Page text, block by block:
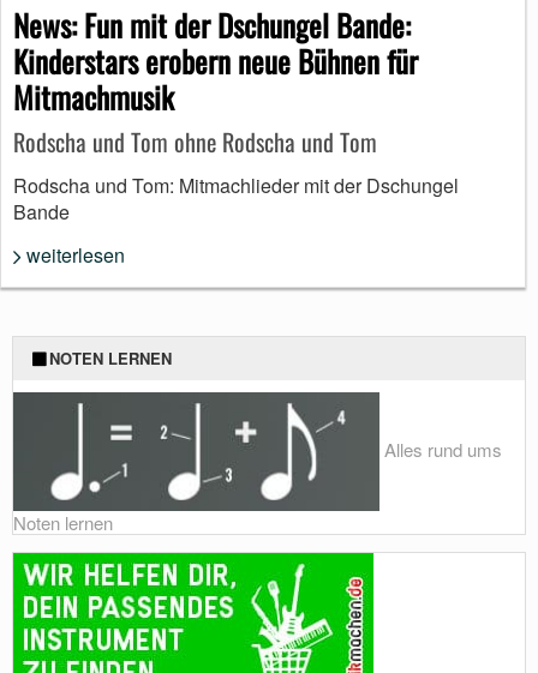
News: Fun mit der Dschungel Bande:
Kinderstars erobern neue Bühnen für
Mitmachmusik
Rodscha und Tom ohne Rodscha und Tom
Rodscha und Tom: Mitmachlieder mit der Dschungel
Bande
weiterlesen
NOTEN LERNEN
Alles rund ums
Noten lernen